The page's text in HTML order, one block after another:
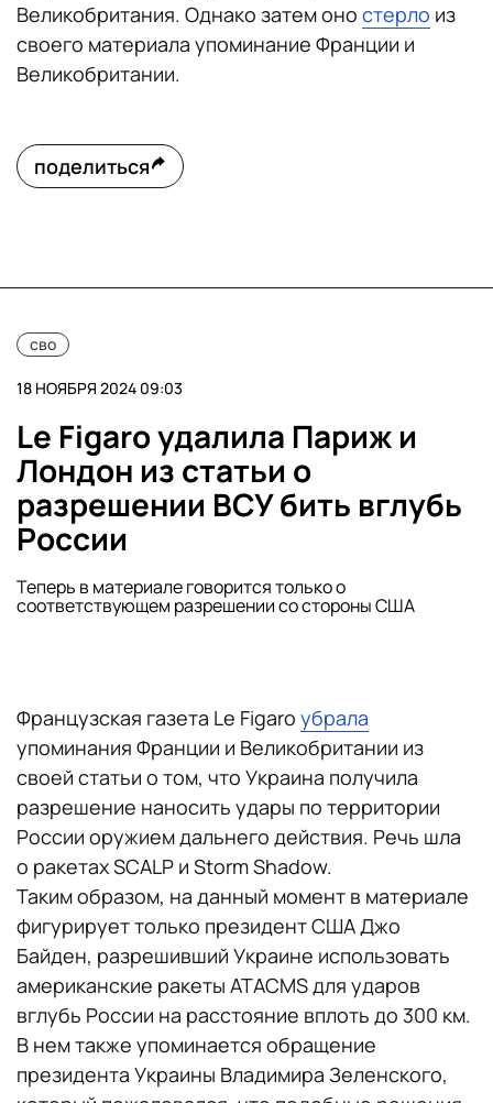
Великобритания. Однако затем оно стерло из
своего материала упоминание Франции и
Великобритании.
поделиться
сво
18 НОЯБРЯ 2024 09:03
Le Figaro удалила Париж и
Лондон из статьи о
разрешении ВСУ бить вглубь
России
Теперь в материале говорится только о
соответствующем разрешении со стороны США
Французская газета Le Figaro убрала
упоминания Франции и Великобритании из
своей статьи о том, что Украина получила
разрешение наносить удары по территории
России оружием дальнего действия. Речь шла
о ракетах SCALP и Storm Shadow.
Таким образом, на данный момент в материале
фигурирует только президент США Джо
Байден, разрешивший Украине использовать
американские ракеты ATACMS для ударов
вглубь России на расстояние вплоть до 300 км.
В нем также упоминается обращение
президента Украины Владимира Зеленского,